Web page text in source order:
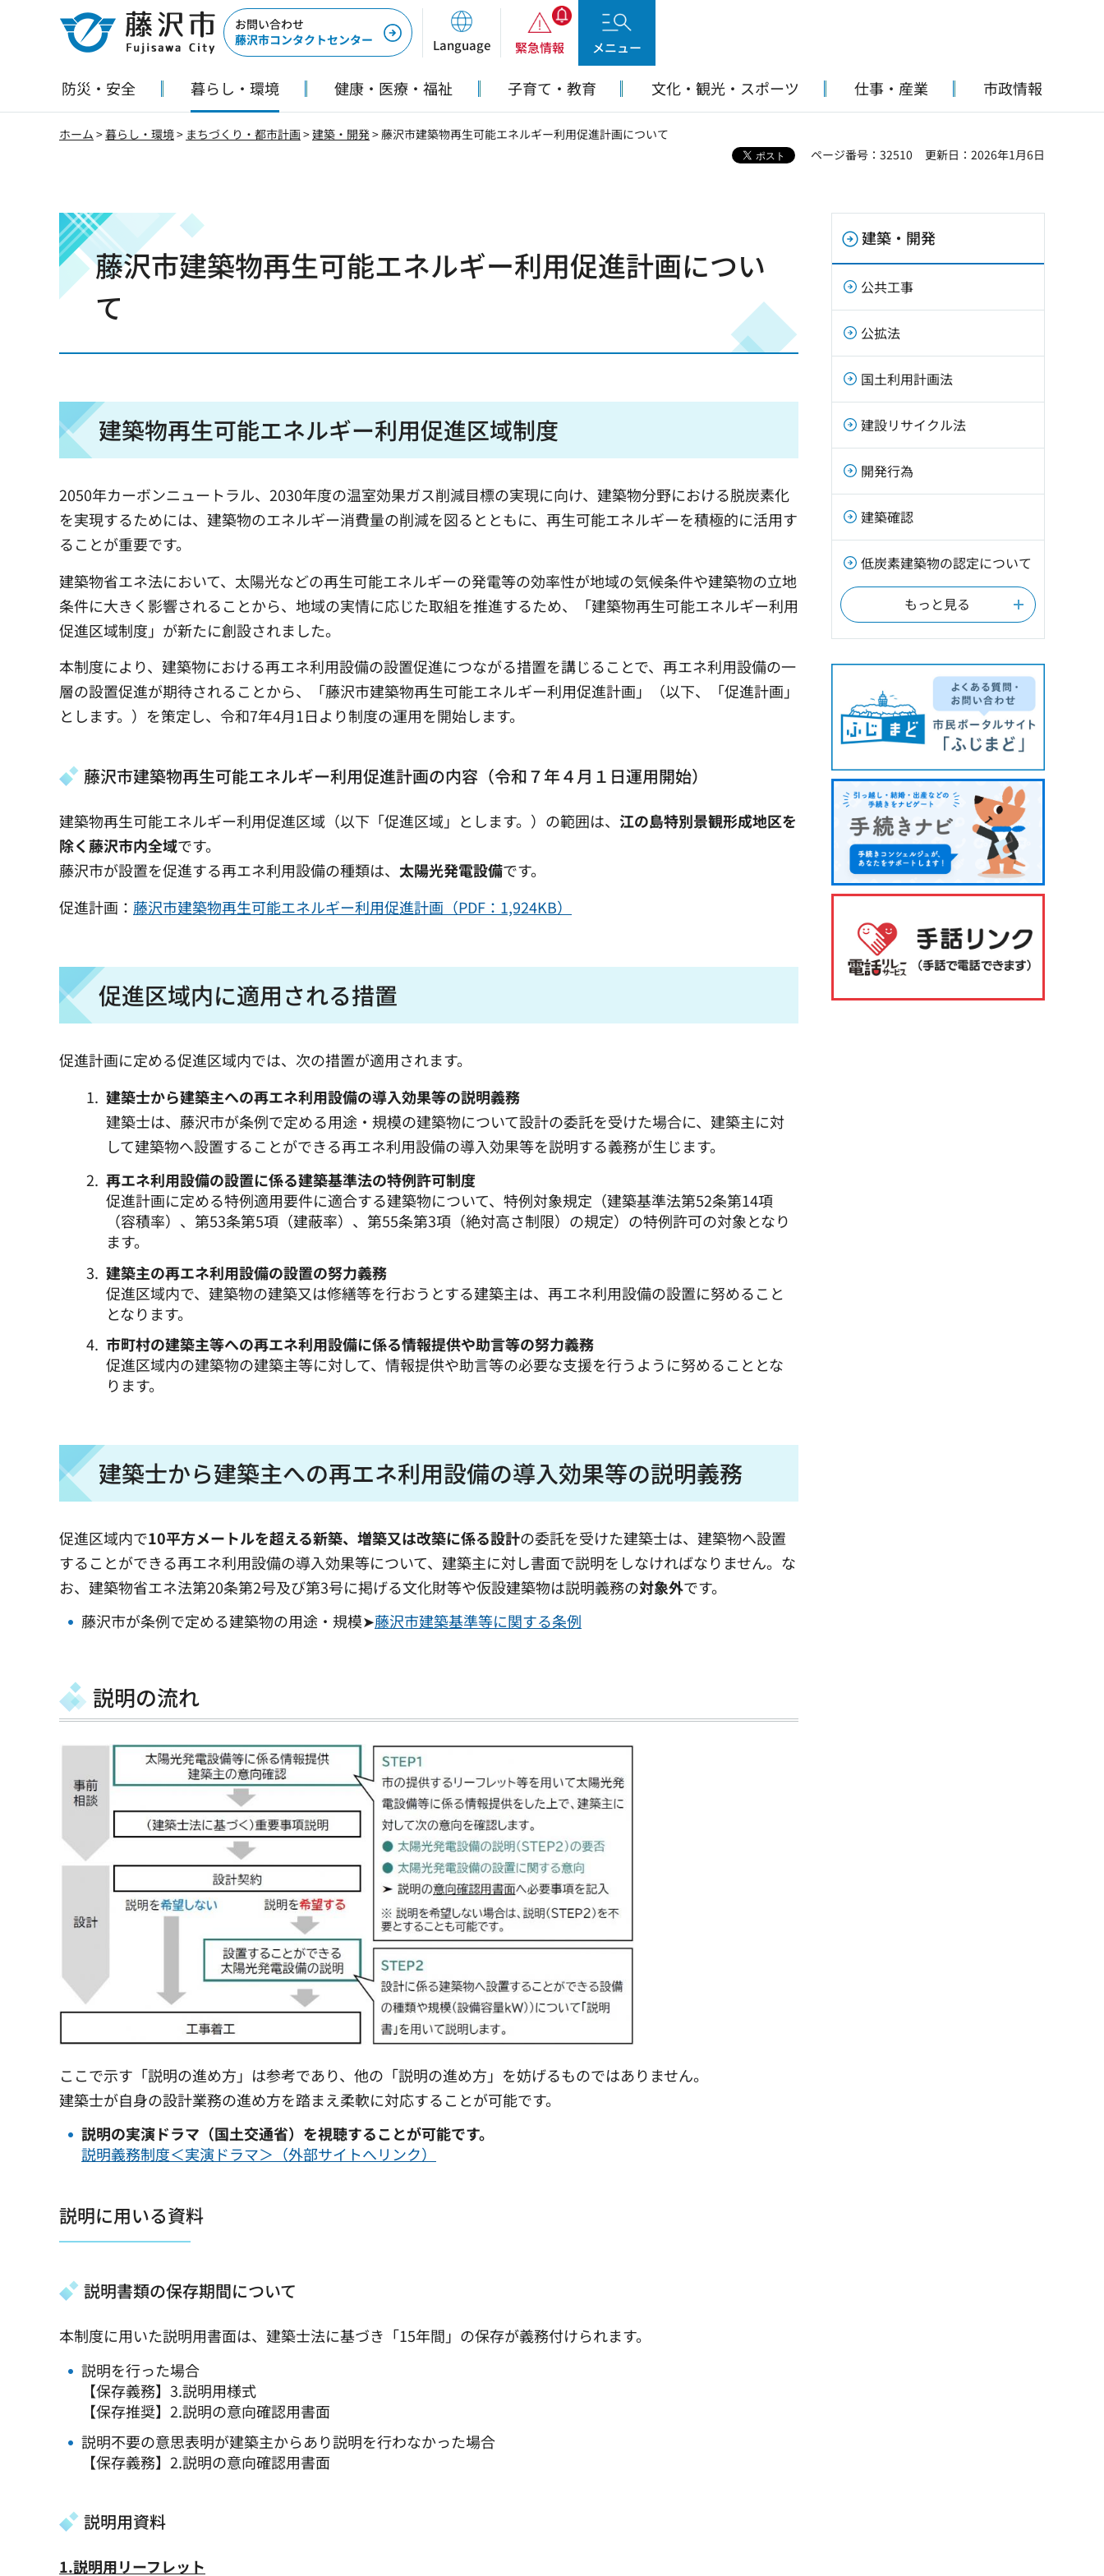
藤沢市
お問い合わせ
藤沢市コンタクトセンター
Language 緊急情報 メニュー
防災・安全 暮らし・環境 健康・医療・福祉 子育て・教育 文化・観光・スポーツ 仕事・産業 市政情報
ホーム >暮らし・環境> まちづくり・都市計画>建築・開発> 藤沢市建築物再生可能エネルギー利用促進計画について
ページ番号：32510
更新日：2026年1月6日
藤沢市建築物再生可能エネルギー利用促進計画につい
て
建築物再生可能エネルギー利用促進区域制度
2050年カーボンニュートラル、2030年度の温室効果ガス削減目標の実現に向け、建築物分野における脱炭素化
を実現するためには、建築物のエネルギー消費量の削減を図るとともに、再生可能エネルギーを積極的に活用す
ることが重要です。
建築物省エネ法において、太陽光などの再生可能エネルギーの発電等の効率性が地域の気候条件や建築物の立地
条件に大きく影響されることから、地域の実情に応じた取組を推進するため、「建築物再生可能エネルギー利用
促進区域制度」が新たに創設されました。
本制度により、建築物における再エネ利用設備の設置促進につながる措置を講じることで、再エネ利用設備の一
層の設置促進が期待されることから、「藤沢市建築物再生可能エネルギー利用促進計画」（以下、「促進計画」
とします。）を策定し、令和7年4月1日より制度の運用を開始します。
藤沢市建築物再生可能エネルギー利用促進計画の内容（令和７年４月１日運用開始）
建築物再生可能エネルギー利用促進区域（以下「促進区域」とします。）の範囲は、 江の島特別景観形成地区を
除く藤沢市内全域です。
藤沢市が設置を促進する再エネ利用設備の種類は、 太陽光発電設備です。
促進計画： 藤沢市建築物再生可能エネルギー利用促進計画（PDF：1,924KB）
促進区域内に適用される措置
促進計画に定める促進区域内では、次の措置が適用されます。
建築士から建築主への再エネ利用設備の導入効果等の説明義務
建築士は、藤沢市が条例で定める用途・規模の建築物について設計の委託を受けた場合に、建築主に対
して建築物へ設置することができる再エネ利用設備の導入効果等を説明する義務が生じます。
再エネ利用設備の設置に係る建築基準法の特例許可制度
促進計画に定める特例適用要件に適合する建築物について、特例対象規定（建築基準法第52条第14項
（容積率）、第53条第5項（建蔽率）、第55条第3項（絶対高さ制限）の規定）の特例許可の対象となり
ます。
建築主の再エネ利用設備の設置の努力義務
促進区域内で、建築物の建築又は修繕等を行おうとする建築主は、再エネ利用設備の設置に努めること
となります。
市町村の建築主等への再エネ利用設備に係る情報提供や助言等の努力義務
促進区域内の建築物の建築主等に対して、情報提供や助言等の必要な支援を行うように努めることとな
ります。
建築士から建築主への再エネ利用設備の導入効果等の説明義務
促進区域内で10平方メートルを超える新築、増築又は改築に係る設計の委託を受けた建築士は、建築物へ設置
することができる再エネ利用設備の導入効果等について、建築主に対し書面で説明をしなければなりません。な
お、建築物省エネ法第20条第2号及び第3号に掲げる文化財等や仮設建築物は説明義務の対象外です。
藤沢市が条例で定める建築物の用途・規模➤藤沢市建築基準等に関する条例
説明の流れ
ここで示す「説明の進め方」は参考であり、他の「説明の進め方」を妨げるものではありません。
建築士が自身の設計業務の進め方を踏まえ柔軟に対応することが可能です。
説明の実演ドラマ（国土交通省）を視聴することが可能です。
説明義務制度＜実演ドラマ＞（外部サイトへリンク）
説明に用いる資料
説明書類の保存期間について
本制度に用いた説明用書面は、建築士法に基づき「15年間」の保存が義務付けられます。
説明を行った場合
【保存義務】3.説明用様式
【保存推奨】2.説明の意向確認用書面
説明不要の意思表明が建築主からあり説明を行わなかった場合
【保存義務】2.説明の意向確認用書面
説明用資料
1.説明用リーフレット
建築・開発
公共工事
公拡法
国土利用計画法
建設リサイクル法
開発行為
建築確認
低炭素建築物の認定について
もっと見る